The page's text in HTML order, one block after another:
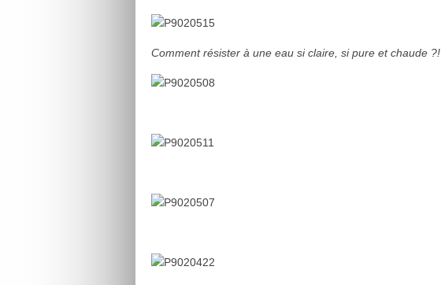
Comment résister à une eau si claire, si pure et chaude ?!